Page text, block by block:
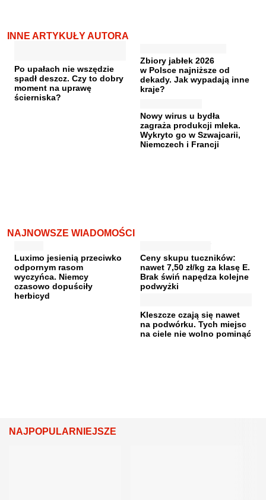
INNE ARTYKUŁY AUTORA
Po upałach nie wszędzie
spadł deszcz. Czy to dobry
moment na uprawę
ścierniska?
Zbiory jabłek 2026
w Polsce najniższe od
dekady. Jak wypadają inne
kraje?
Nowy wirus u bydła
zagraża produkcji mleka.
Wykryto go w Szwajcarii,
Niemczech i Francji
NAJNOWSZE WIADOMOŚCI
Luximo jesienią przeciwko
odpornym rasom
wyczyńca. Niemcy
czasowo dopuściły
herbicyd
Ceny skupu tuczników:
nawet 7,50 zł/kg za klasę E.
Brak świń napędza kolejne
podwyżki
Kleszcze czają się nawet
na podwórku. Tych miejsc
na ciele nie wolno pominąć
NAJPOPULARNIEJSZE